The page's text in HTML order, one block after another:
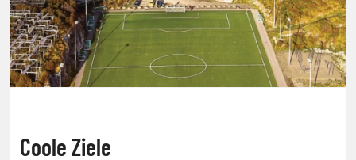
Coole Ziele